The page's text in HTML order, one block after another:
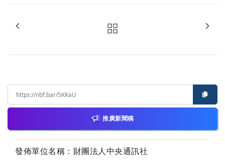
推廣新聞稿
發佈單位名稱：財團法人中央通訊社